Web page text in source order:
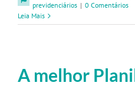
previdenciários | 0 Comentários
Leia Mais
A melhor